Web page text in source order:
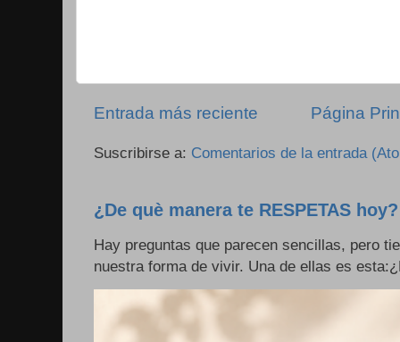
Entrada más reciente Página
Suscribirse a: Comentarios de la entrada
¿De què manera te RESPETAS hoy?
Hay preguntas que parecen sencillas, pero
nuestra forma de vivir. Una de ellas es